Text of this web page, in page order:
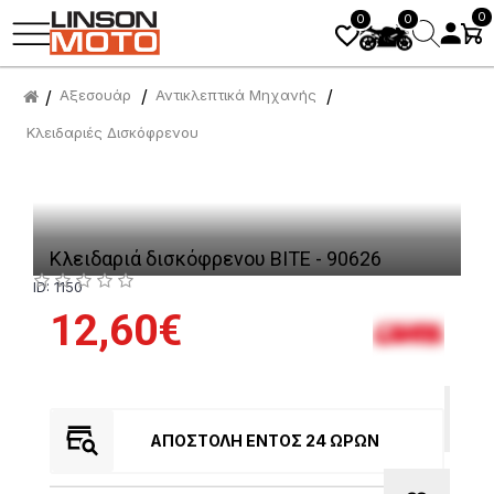
0 0 0
Αξεσουάρ Αντικλεπτικά Μηχανής
Κλειδαριές Δισκόφρενου
Κλειδαριά δισκόφρενου BITE - 90626
ID: 1150
12,60€
ΑΠΟΣΤΟΛΉ ΕΝΤΌΣ 24 ΩΡΏΝ